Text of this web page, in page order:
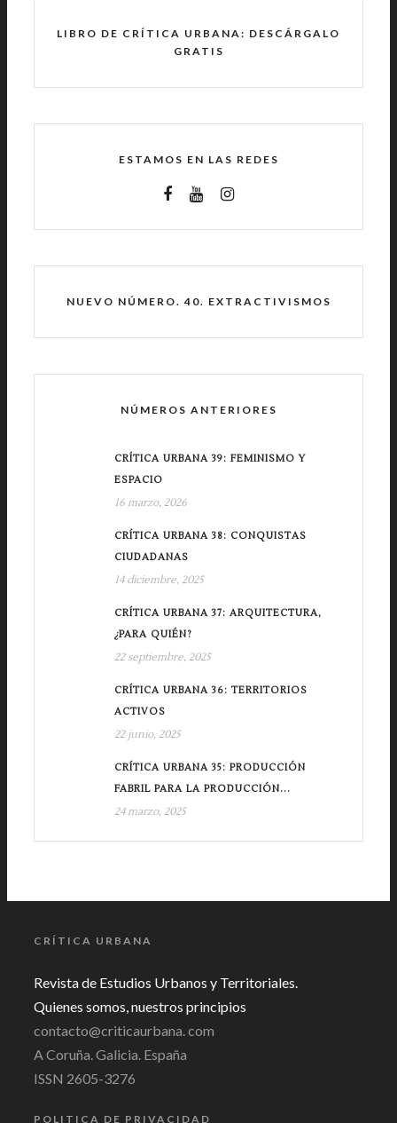
LIBRO DE CRÍTICA URBANA: DESCÁRGALO
GRATIS
ESTAMOS EN LAS REDES
NUEVO NÚMERO. 40. EXTRACTIVISMOS
NÚMEROS ANTERIORES
CRÍTICA URBANA 39: FEMINISMO Y
ESPACIO
16 marzo, 2026
CRÍTICA URBANA 38: CONQUISTAS
CIUDADANAS
14 diciembre, 2025
CRÍTICA URBANA 37: ARQUITECTURA,
¿PARA QUIÉN?
22 septiembre, 2025
CRÍTICA URBANA 36: TERRITORIOS
ACTIVOS
22 junio, 2025
CRÍTICA URBANA 35: PRODUCCIÓN
FABRIL PARA LA PRODUCCIÓN...
24 marzo, 2025
CRÍTICA URBANA
Revista de Estudios Urbanos y Territoriales.
Quienes somos, nuestros principios
contacto@criticaurbana. com
A Coruña. Galicia. España
ISSN 2605-3276
POLITICA DE PRIVACIDAD